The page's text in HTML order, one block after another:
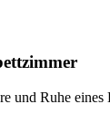
und Ruhe